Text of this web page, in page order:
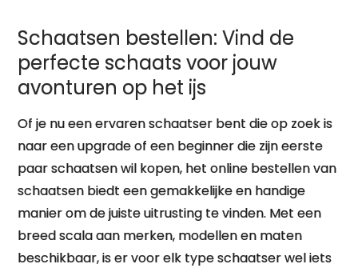
Schaatsen bestellen: Vind de
perfecte schaats voor jouw
avonturen op het ijs
Of je nu een ervaren schaatser bent die op zoek is
naar een upgrade of een beginner die zijn eerste
paar schaatsen wil kopen, het online bestellen van
schaatsen biedt een gemakkelijke en handige
manier om de juiste uitrusting te vinden. Met een
breed scala aan merken, modellen en maten
beschikbaar, is er voor elk type schaatser wel iets